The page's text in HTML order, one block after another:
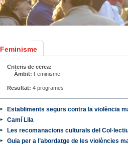
Feminisme
Criteris de cerca:
Àmbit: Feminisme
Resultat: 4 programes
Establiments segurs contra la violència
Camí Lila
Les recomanacions culturals del
Guia per a l’abordatge de les violències